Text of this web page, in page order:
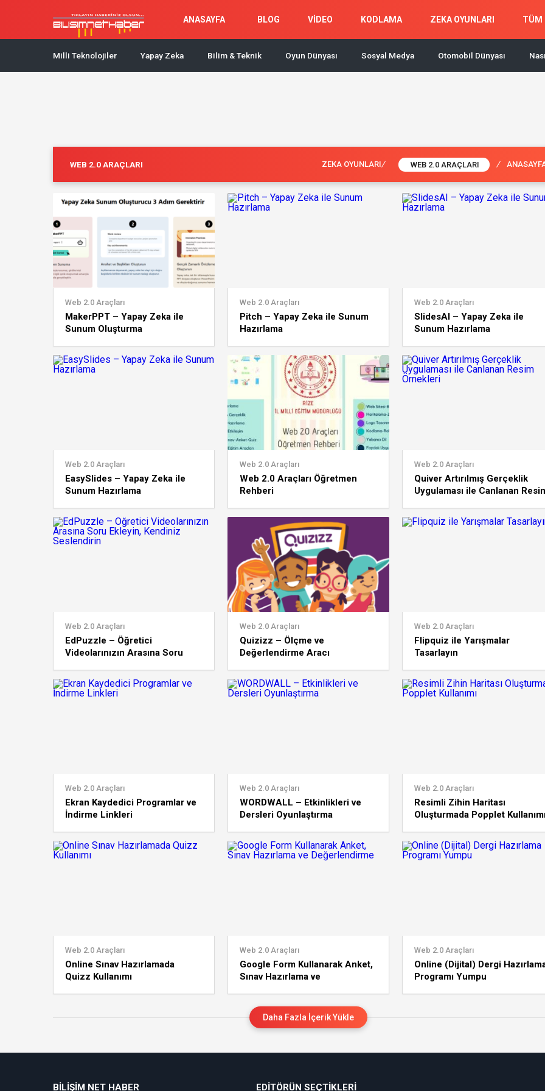
ANASAYFA BLOG VİDEO KODLAMA ZEKA OYUNLARI TÜM
Milli Teknolojiler Yapay Zeka Bilim & Teknik Oyun Dünyası Sosyal Medya Otomobil Dünyası
WEB 2.0 ARAÇLARI ZEKA OYUNLARI/ WEB 2.0 ARAÇLARI /
Web 2.0 Araçları
MakerPPT – Yapay Zeka ile
Sunum Oluşturma
Web 2.0 Araçları
Pitch – Yapay Zeka ile Sunum
Hazırlama
Web 2.0 Araçları
SlidesAI – Yapay Zeka ile
Sunum Hazırlama
Web 2.0 Araçları
EasySlides – Yapay Zeka ile
Sunum Hazırlama
Web 2.0 Araçları
Web 2.0 Araçları Öğretmen
Rehberi
Web 2.0 Araçları
Quiver Artırılmış Gerçeklik
Uygulaması ile Canlanan
Web 2.0 Araçları
EdPuzzle – Öğretici
Videolarınızın Arasına Soru
Web 2.0 Araçları
Quizizz – Ölçme ve
Değerlendirme Aracı
Web 2.0 Araçları
Flipquiz ile Yarışmalar
Tasarlayın
Web 2.0 Araçları
Ekran Kaydedici Programlar ve
İndirme Linkleri
Web 2.0 Araçları
WORDWALL – Etkinlikleri ve
Dersleri Oyunlaştırma
Web 2.0 Araçları
Resimli Zihin Haritası
Oluşturmada Popplet
Web 2.0 Araçları
Online Sınav Hazırlamada
Quizz Kullanımı
Web 2.0 Araçları
Google Form Kullanarak Anket,
Sınav Hazırlama ve
Web 2.0 Araçları
Online (Dijital) Dergi
Programı Yumpu
Daha Fazla İçerik Yükle
BİLİŞİM NET HABER EDITÖRÜN SEÇTIKLERI